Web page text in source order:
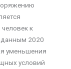
к
данным 2020
уменьшения
условий